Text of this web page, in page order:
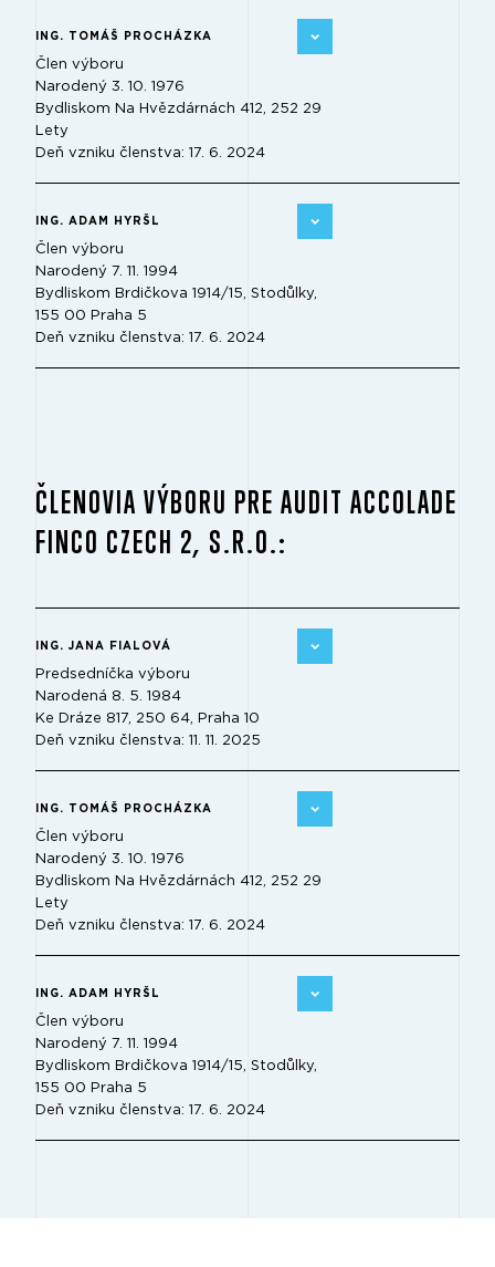
ING. TOMÁŠ PROCHÁZKA
Člen výboru
Narodený 3. 10. 1976
Bydliskom Na Hvězdárnách 412, 252 29
Lety
Deň vzniku členstva: 17. 6. 2024
ING. ADAM HYRŠL
Člen výboru
Narodený 7. 11. 1994
Bydliskom Brdičkova 1914/15, Stodůlky,
155 00 Praha 5
Deň vzniku členstva: 17. 6. 2024
ČLENOVIA VÝBORU PRE AUDIT ACCOLADE
FINCO CZECH 2, S.R.O.:
ING. JANA FIALOVÁ
Predsedníčka výboru
Narodená 8. 5. 1984
Ke Dráze 817, 250 64, Praha 10
Deň vzniku členstva: 11. 11. 2025
ING. TOMÁŠ PROCHÁZKA
Člen výboru
Narodený 3. 10. 1976
Bydliskom Na Hvězdárnách 412, 252 29
Lety
Deň vzniku členstva: 17. 6. 2024
ING. ADAM HYRŠL
Člen výboru
Narodený 7. 11. 1994
Bydliskom Brdičkova 1914/15, Stodůlky,
155 00 Praha 5
Deň vzniku členstva: 17. 6. 2024